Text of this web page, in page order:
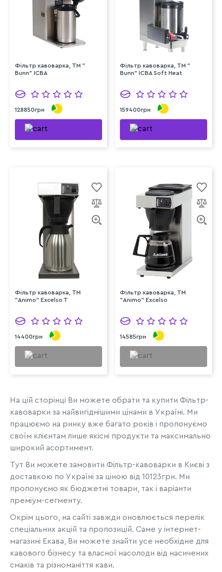
Фільтр кавоварка, ТМ "
Bunn" ICBA
128850грн
Фільтр кавоварка, ТМ "
Bunn" ICBA Soft Heat
159400грн
Фільтр кавоварка, ТМ
"Animo" Excelso T
14400грн
Фільтр кавоварка, ТМ
"Animo" Excelso
14585грн
На цій сторінці Ви можете обрати та купити Фільтр-
кавоварки за найвигіднішими цінами в Україні. Ми
працюємо на ринку вже багато років і пропонуємо
своїм клієнтам лише якісні продукти та максимально
широкий асортимент.
Тут Ви можете замовити Фільтр-кавоварки в Києві з
доставкою по Україні за ціною від 10123грн. Ми
пропонуємо як бюджетні товари, так і варіанти
преміум-сегменту.
Окрім цього, на сайті завжди оновлюється перелік
спеціальних акцій та пропозицій. Саме у інтернет-
магазині Екава, Ви можете знайти усе необхідне для
кавового бізнесу та власної насолоди від насичених
смаків та різноманіття кави.